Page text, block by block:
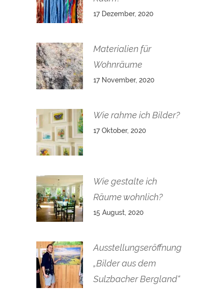
17 Dezember, 2020
Materialien für
Wohnräume
17 November, 2020
Wie rahme ich Bilder?
17 Oktober, 2020
Wie gestalte ich
Räume wohnlich?
15 August, 2020
Ausstellungseröffnung
„Bilder aus dem
Sulzbacher Bergland“